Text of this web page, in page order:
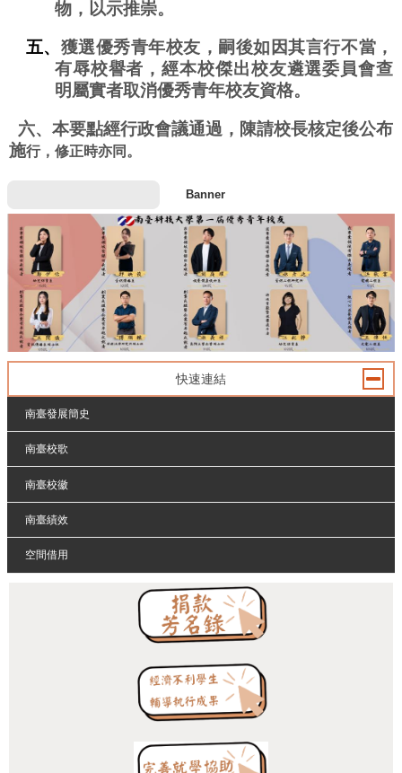
物，以示推崇。
五、 獲選優秀青年校友，嗣後如因其言行不當，
有辱校譽者，經本校傑出校友遴選委員會查
明 屬實者取消優秀青年校友資格。
六、本要點經行政會議通過，陳請校長核定後公布
施行，修正時亦同。
Banner
快速連結
南臺發展簡史
南臺校歌
南臺校徽
南臺績效
空間借用